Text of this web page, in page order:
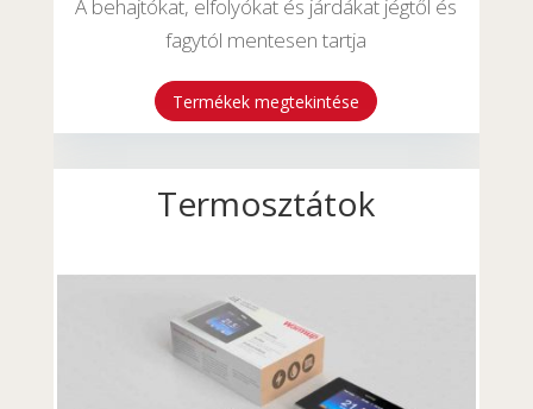
A behajtókat, elfolyókat és járdákat jégtől és
fagytól mentesen tartja
Termékek megtekintése
Termosztátok